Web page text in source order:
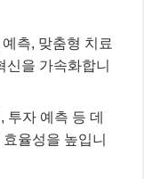
측, 맞춤형 치료
신을 가속화합니
투자 예측 등 데
율성을 높입니